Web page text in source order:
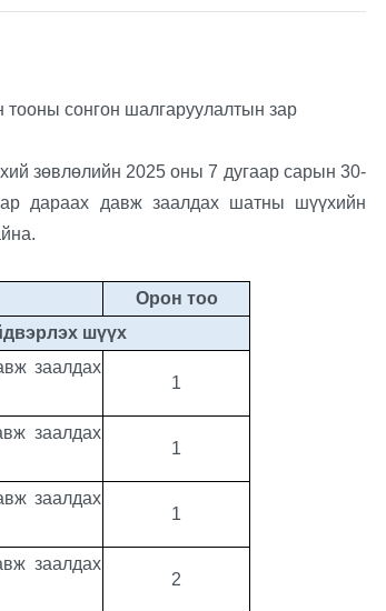
сонгон шалгаруулалтын зар
зөвлөлийн 2025 оны 7 дугаар сарын 30-
дараах давж заалдах шатны шүүхийн
Орон тоо
шүүх
заалдах
1
заалдах
1
заалдах
1
заалдах
2